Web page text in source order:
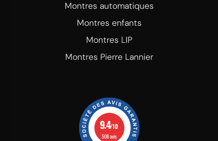
Montres automatiques
Montres enfants
Montres LIP
Montres Pierre Lannier
9.4/10
508 avis